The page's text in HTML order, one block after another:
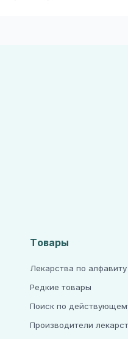
Товары
Лекарства по алфавиту
Редкие товары
Поиск по
Производители